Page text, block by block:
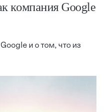
компания Google
и о том, что из